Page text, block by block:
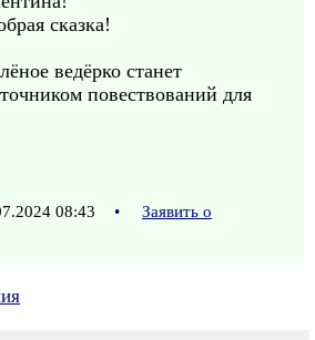
сказка!
ведёрко станет
повествований для
08:43 •
Заявить о